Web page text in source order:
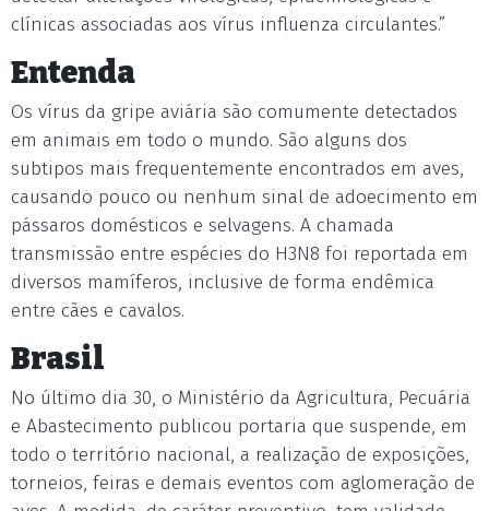
clínicas associadas aos vírus influenza circulantes.”
Entenda
Os vírus da gripe aviária são comumente detectados
em animais em todo o mundo. São alguns dos
subtipos mais frequentemente encontrados em aves,
causando pouco ou nenhum sinal de adoecimento em
pássaros domésticos e selvagens. A chamada
transmissão entre espécies do H3N8 foi reportada em
diversos mamíferos, inclusive de forma endêmica
entre cães e cavalos.
Brasil
No último dia 30, o Ministério da Agricultura, Pecuária
e Abastecimento publicou portaria que suspende, em
todo o território nacional, a realização de exposições,
torneios, feiras e demais eventos com aglomeração de